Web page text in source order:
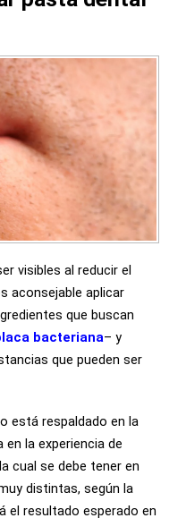
visibles al reducir el
aconsejable aplicar
que buscan
bacteriana– y
que pueden ser
está respaldado en la
la experiencia de
cual se debe tener en
distintas, según la
el resultado esperado en